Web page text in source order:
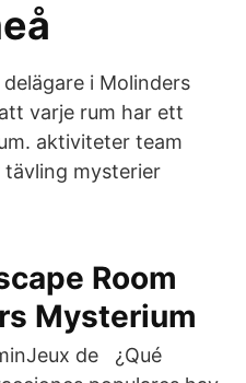
i Molinders
varje rum har ett
aktiviteter team
mysterier
Room
Mysterium
de ¿Qué